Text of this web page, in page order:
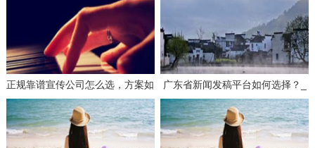
正规靠谱宣传公司怎么选，方案如
何策划才有效？
广东省新闻发稿平台如何选择？_
3个要点帮你找到靠谱服务商